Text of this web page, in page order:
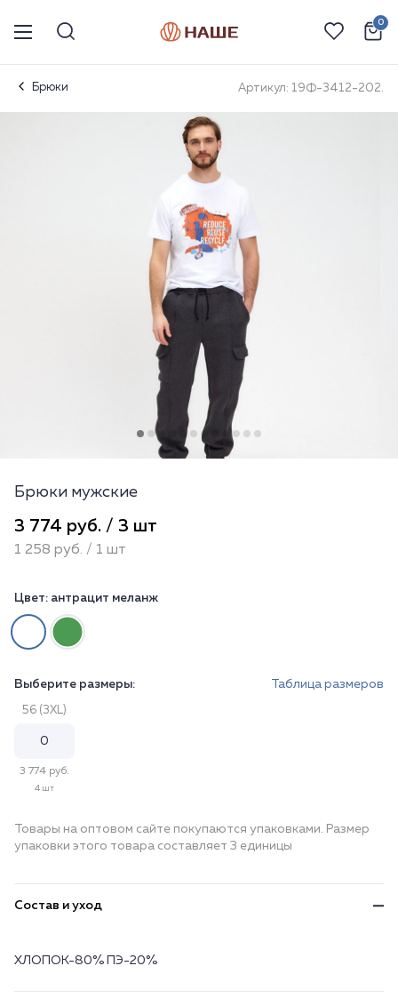
0
Брюки Артикул: 19Ф-3412-202.
Брюки мужские
3 774 руб. / 3 шт
1 258 руб. / 1 шт
Цвет: антрацит меланж
Выберите размеры: Таблица размеров
56 (3XL)
3 774 руб.
4 шт
Товары на оптовом сайте покупаются упаковками. Размер
упаковки этого товара составляет 3 единицы
Состав и уход
ХЛОПОК-80% ПЭ-20%